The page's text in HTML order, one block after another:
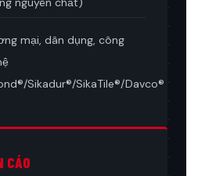
mại, dân dụng, công
Sikadur®/SikaTile®/Davco®
CÁO